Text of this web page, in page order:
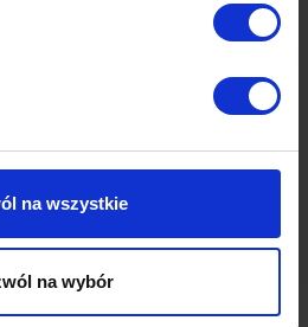
na wszystkie
na wybór
więcej tekstów tego autora
strategii mediowej?